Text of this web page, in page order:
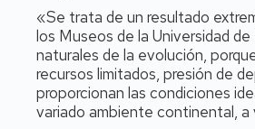
«Se trata de un resultado
los Museos de la Universidad
naturales de la evolución,
recursos limitados, presión de
proporcionan las condiciones
variado ambiente continental,